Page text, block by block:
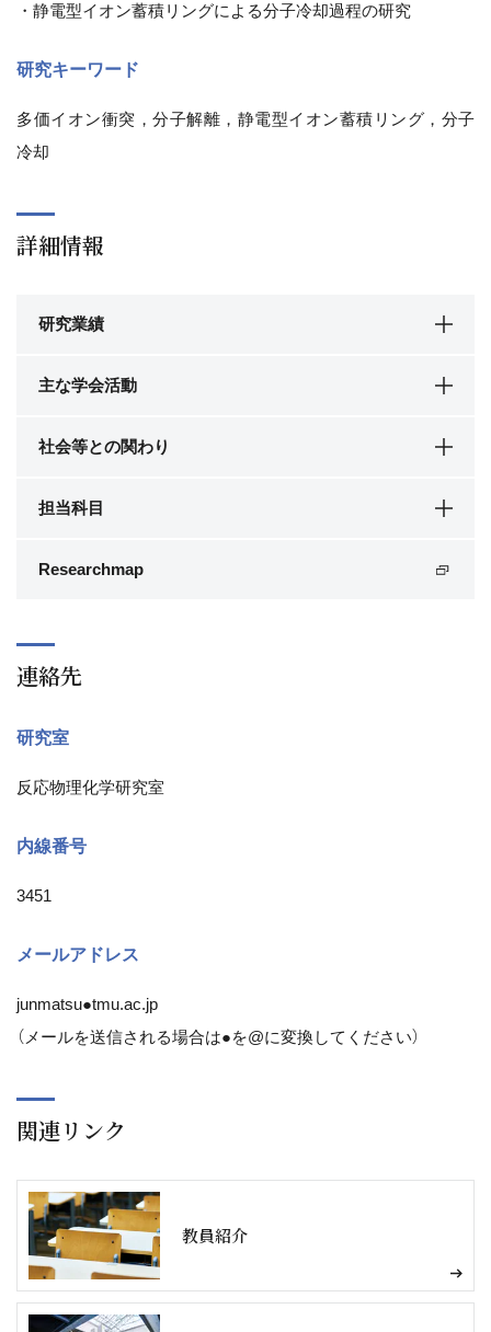
・静電型イオン蓄積リングによる分子冷却過程の研究
研究キーワード
多価イオン衝突，分子解離，静電型イオン蓄積リング，分子
冷却
詳細情報
研究業績
主な学会活動
社会等との関わり
担当科目
Researchmap
連絡先
研究室
反応物理化学研究室
内線番号
3451
メールアドレス
junmatsu●tmu.ac.jp
（メールを送信される場合は●を@に変換してください）
関連リンク
教員紹介